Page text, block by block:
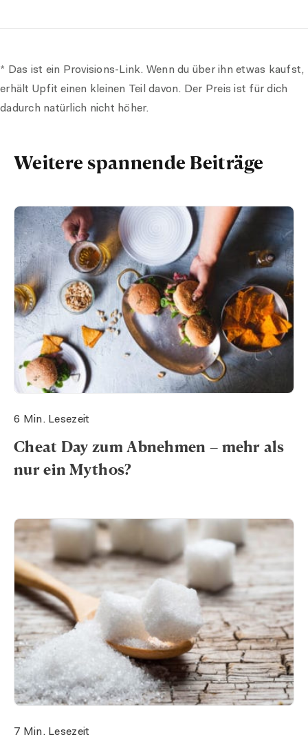
* Das ist ein Provisions-Link. Wenn du über ihn etwas kaufst,
erhält Upfit einen kleinen Teil davon. Der Preis ist für dich
dadurch natürlich nicht höher.
Weitere spannende Beiträge
Cheat Day zum Abnehmen – mehr als
nur ein Mythos?
6 Min. Lesezeit
7 Min. Lesezeit